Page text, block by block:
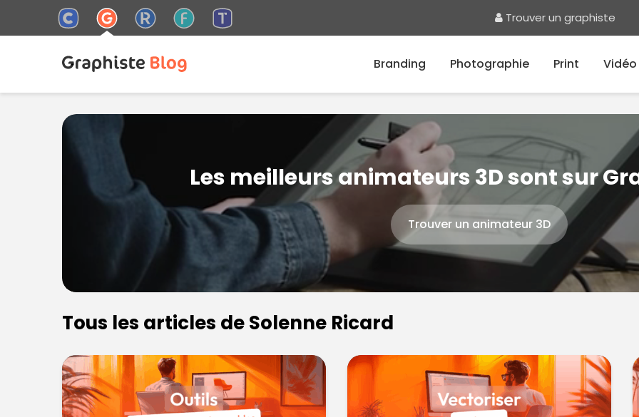
Trouver un graphiste
Branding Photographie Print Vidéo
Les meilleurs animateurs 3D sont sur
Trouver un animateur 3D
Tous les articles de Solenne Ricard